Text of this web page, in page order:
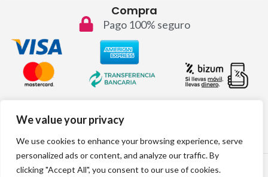
We value your privacy
We use cookies to enhance your browsing experience, serve
personalized ads or content, and analyze our traffic. By
clicking "Accept All", you consent to our use of cookies.
Compra
Pago 100% seguro
info@topvinos.com
2024 © Todos los derechos reservados